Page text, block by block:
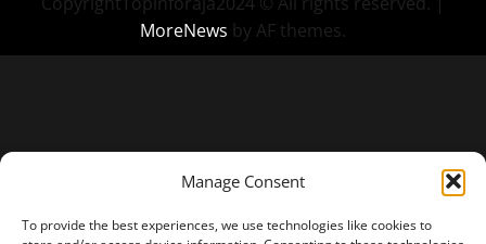
Manage Consent
To provide the best experiences, we use technologies like cookies to
MoreNews by AF themes.